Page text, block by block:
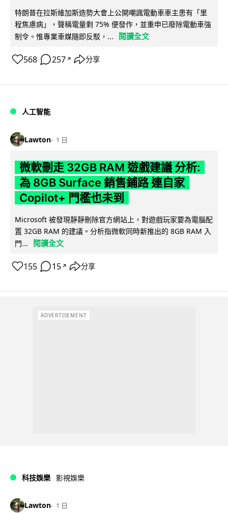
特朗普在拉斯維加斯造勢大會上公開嘲諷電動車車主患有「里
程焦慮病」，聲稱電量剩 75% 便發作，並重申已廢除電動車強
制令。惟專業車媒隨即反駁，...
閱讀全文
568 257 ↗ 分享
人工智能
Lawton 1 日
微軟刪走 32GB RAM 遊戲建議 分析:
為 8GB Surface 銷售鋪路 連自家
Copilot+ 門檻也未到
Microsoft 被發現靜靜刪除官方網站上，對遊戲玩家要為電腦配
置 32GB RAM 的建議。分析指微軟同時新推出的 8GB RAM 入
門...
閱讀全文
155 15 ↗ 分享
ADVERTISEMENT
科技娛樂 影視娛樂
Lawton 1 日